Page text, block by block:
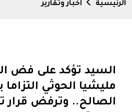
الرئيسية اخبار وتقارير
السيد تؤكد على فض
مليشيا الحوثي
الصالح.. وترفض قرار